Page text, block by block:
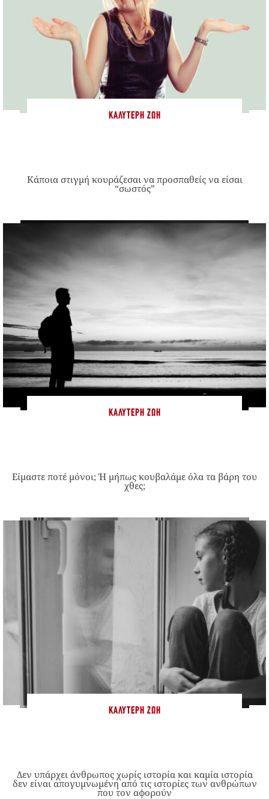
ΚΑΛΎΤΕΡΗ ΖΩΉ
Κάποια στιγμή κουράζεσαι να προσπαθείς να είσαι
“σωστός”
ΚΑΛΎΤΕΡΗ ΖΩΉ
Είμαστε ποτέ μόνοι; Ή μήπως κουβαλάμε όλα τα βάρη του
χθες;
ΚΑΛΎΤΕΡΗ ΖΩΉ
Δεν υπάρχει άνθρωπος χωρίς ιστορία και καμία ιστορία
δεν είναι απογυμνωμένη από τις ιστορίες των ανθρώπων
που τον αφορούν